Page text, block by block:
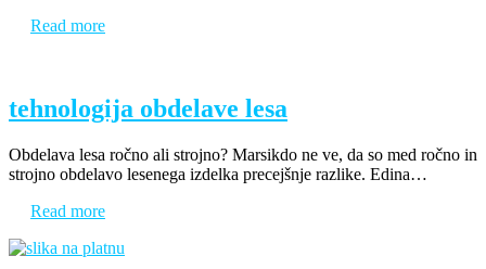
Read more
tehnologija obdelave lesa
Obdelava lesa ročno ali strojno? Marsikdo ne ve, da so med ročno in
strojno obdelavo lesenega izdelka precejšnje razlike. Edina…
Read more